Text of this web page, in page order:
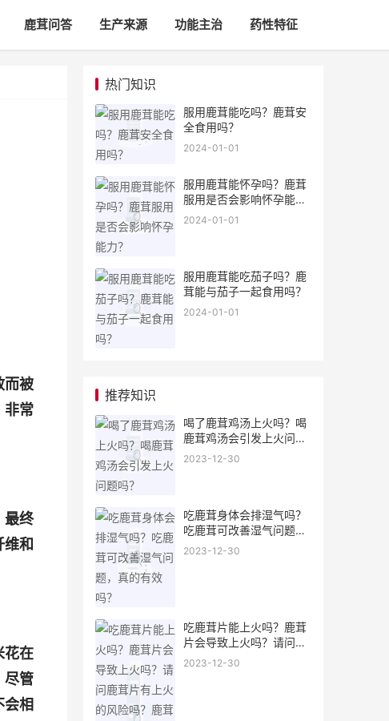
鹿茸问答 生产来源 功能主治 药性特征
而被
非常
最终
和
花在
尽管
会相
热门知识
服用鹿茸能吃吗？鹿茸安
全食用吗？
2024-01-01
服用鹿茸能怀孕吗？鹿茸
服用是否会影响怀孕能
力？
2024-01-01
服用鹿茸能吃茄子吗？鹿
茸能与茄子一起食用吗？
2024-01-01
推荐知识
喝了鹿茸鸡汤上火吗？喝
鹿茸鸡汤会引发上火问题
吗？
2023-12-30
吃鹿茸身体会排湿气吗？
吃鹿茸可改善湿气问题，
真的有效吗？
2023-12-30
吃鹿茸片能上火吗？鹿茸
片会导致上火吗？请问鹿
茸片有上火的风险吗？鹿
2023-12-30